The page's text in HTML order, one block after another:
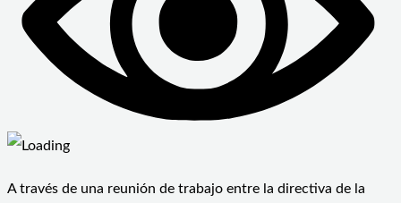
A través de una reunión de trabajo entre la directiva de la